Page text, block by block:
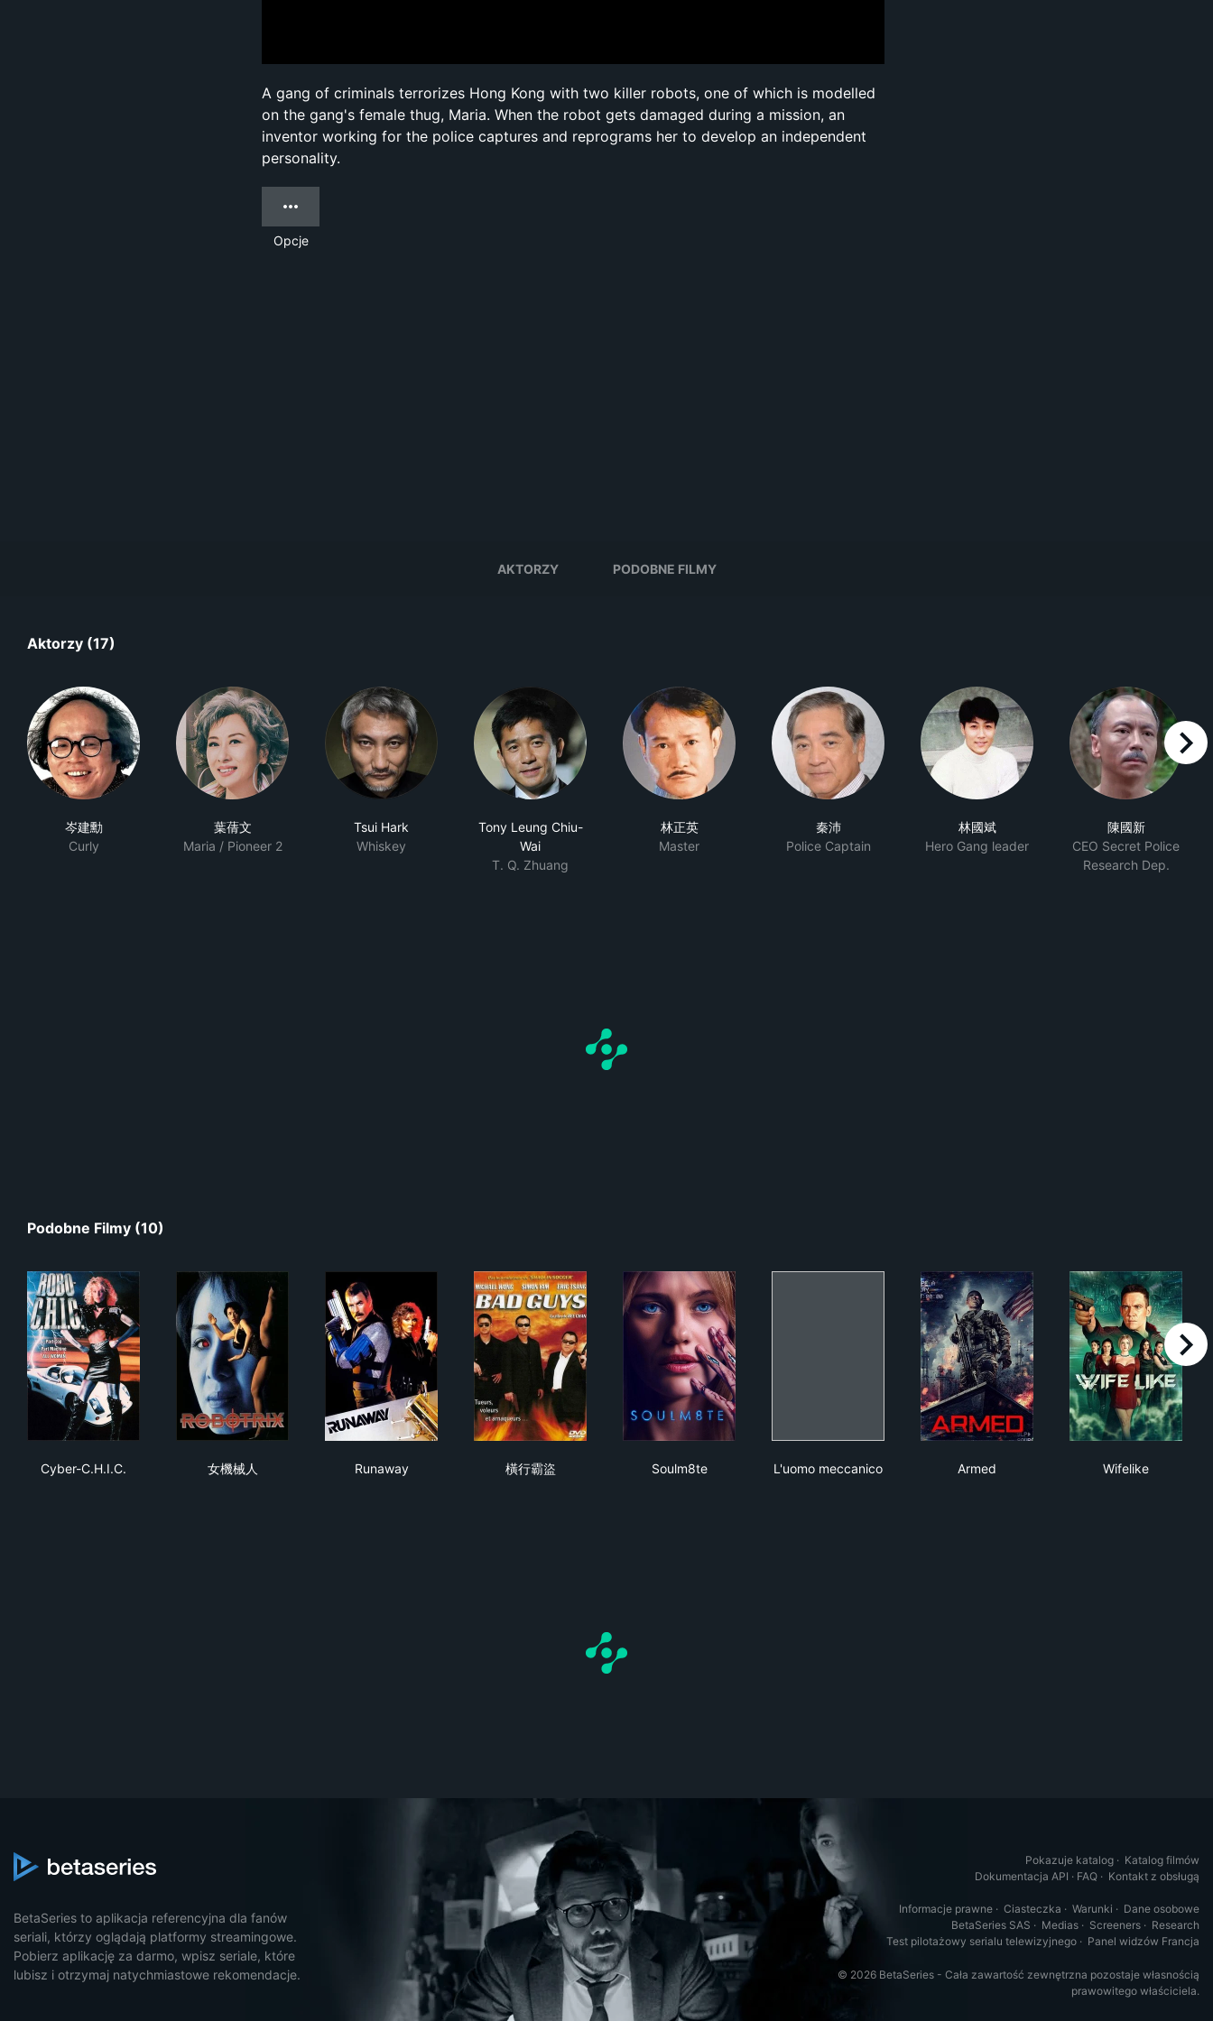
A gang of criminals terrorizes Hong Kong with two killer robots, one of which is modelled
on the gang's female thug, Maria. When the robot gets damaged during a mission, an
inventor working for the police captures and reprograms her to develop an independent
personality.
Opcje
AKTORZY PODOBNE FILMY
Aktorzy (17)
岑建勳
Curly
葉蒨文
Maria / Pioneer 2
Tsui Hark
Whiskey
Tony Leung Chiu-
Wai
T. Q. Zhuang
林正英
Master
秦沛
Police Captain
林國斌
Hero Gang leader
陳國新
CEO Secret Police
Research Dep.
right
Podobne Filmy (10)
Cyber-C.H.I.C.
女機械人
Runaway
橫行霸盜
Soulm8te
L'uomo meccanico
Armed
Wifelike
right
BetaSeries to aplikacja referencyjna dla fanów
seriali, którzy oglądają platformy streamingowe.
Pobierz aplikację za darmo, wpisz seriale, które
lubisz i otrzymaj natychmiastowe rekomendacje.
Pokazuje katalog · Katalog filmów
Dokumentacja API · FAQ · Kontakt z obsługą
Informacje prawne · Ciasteczka · Warunki · Dane osobowe
BetaSeries SAS · Medias · Screeners · Research
Test pilotażowy serialu telewizyjnego · Panel widzów Francja
© 2026 BetaSeries - Cała zawartość zewnętrzna pozostaje własnością
prawowitego właściciela.